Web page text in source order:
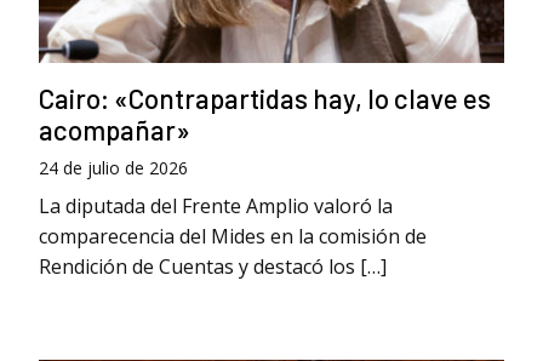
Cairo: «Contrapartidas hay, lo clave es
acompañar»
24 de julio de 2026
La diputada del Frente Amplio valoró la
comparecencia del Mides en la comisión de
Rendición de Cuentas y destacó los […]